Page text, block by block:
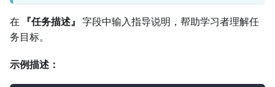
在 『任务描述』
字段中输入指导说明，帮助学习者理解任
务目标。
示例描述：